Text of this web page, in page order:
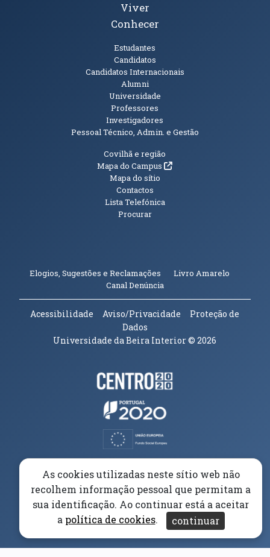
Viver
Conhecer
Estudantes
Candidatos
Candidatos Internacionais
Alumni
Universidade
Professores
Investigadores
Pessoal Técnico, Admin. e Gestão
Informações Adicionais
Covilhã e região
Mapa do Campus(abre em nova janela)
Mapa do sítio
Contactos
Lista Telefónica
Procurar
Elogios, Sugestões e Reclamações Livro Amarelo
Canal Denúncia(abre em nova janela)
Acessibilidade Aviso/Privacidade
Proteção de
Dados
Universidade da Beira Interior© 2026
Parceiros e Financiadores
(abre em nova janela)
(abre em nova janela)
As cookies utilizadas neste sítio web não
recolhem informação pessoal que permitam a
sua identificação. Ao continuar está a aceitar
a política de cookies. continuar